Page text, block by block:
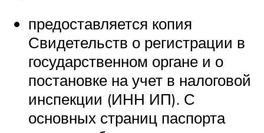
предоставляется копия
Свидетельств о регистрации в
государственном органе и о
постановке на учет в налоговой
инспекции (ИНН ИП). С
основных страниц паспорта